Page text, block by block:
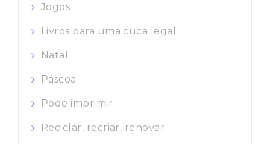
Jogos
Livros para uma cuca legal
Natal
Páscoa
Pode imprimir
Reciclar, recriar, renovar